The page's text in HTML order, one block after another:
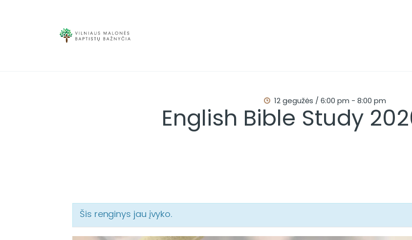
12 gegužės / 6:00 pm - 8:00 pm
English Bible Study
PAMOKSLAI
RENGINIAI
Šis renginys jau įvyko.